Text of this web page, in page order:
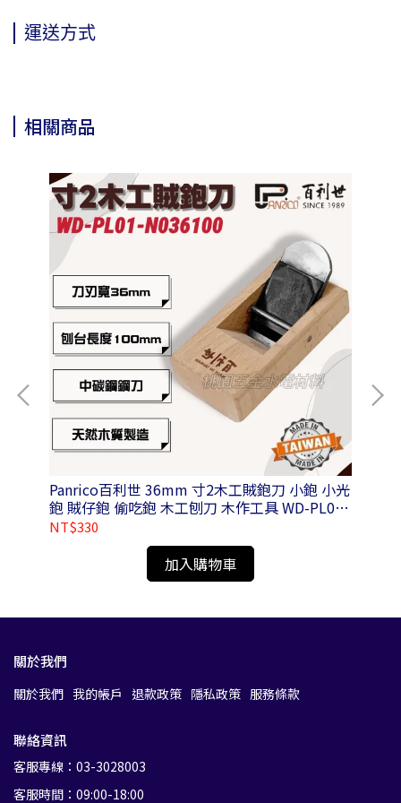
運送方式
相關商品
Panrico百利世 36mm 寸2木工賊鉋刀 小鉋 小光
鉋 賊仔鉋 偷吃鉋 木工刨刀 木作工具 WD-PL01-
N036100
NT$330
加入購物車
關於我們
關於我們 我的帳戶 退款政策 隱私政策 服務條款
聯絡資訊
客服專線：03-3028003
客服時間：09:00-18:00